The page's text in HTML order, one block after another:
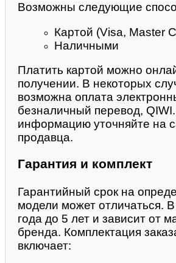
Возможны следующие
Картой (Visa, Master
Наличными
Платить картой можно
получении. В некоторых
возможна оплата
безналичный перевод,
информацию уточняйте на
продавца.
Гарантия и комплект
Гарантийный срок на
модели может отличаться.
года до 5 лет и зависит от
бренда. Комплектация
включает: